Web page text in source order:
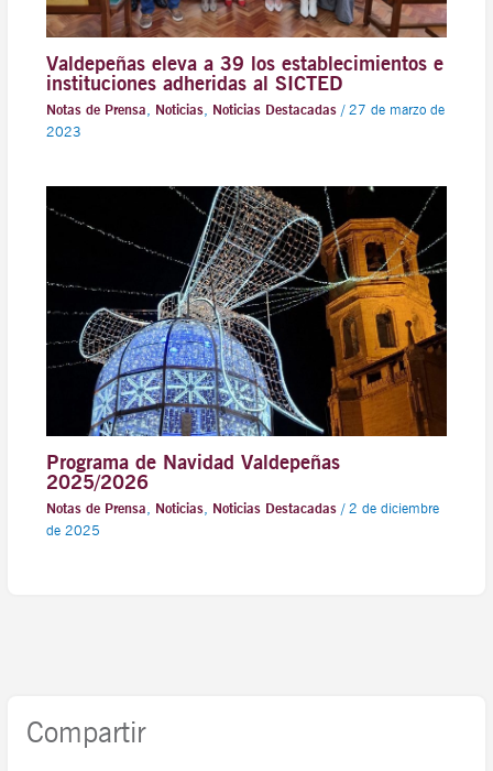
Valdepeñas eleva a 39 los establecimientos e
instituciones adheridas al SICTED
Notas de Prensa, Noticias, Noticias Destacadas/ 27 de marzo de
2023
Programa de Navidad Valdepeñas
2025/2026
Notas de Prensa, Noticias, Noticias Destacadas/ 2 de diciembre
de 2025
Compartir